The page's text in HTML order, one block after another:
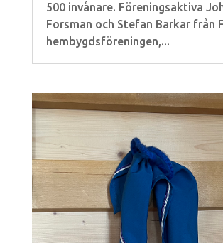
500 invånare. Föreningsaktiva
Forsman och Stefan Barkar från
hembygdsföreningen,...